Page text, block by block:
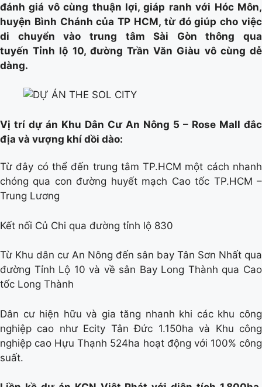
đánh giá vô cùng thuận lợi, giáp ranh với Hóc Môn,
huyện Bình Chánh của TP HCM, từ đó giúp cho việc
di chuyển vào trung tâm Sài Gòn thông qua
tuyến Tỉnh lộ 10, đường Trần Văn Giàu vô cùng dễ
dàng.
Vị trí dự án Khu Dân Cư An Nông 5 – Rose Mall đắc
địa và vượng khí dồi dào:
Từ đây có thể đến trung tâm TP.HCM một cách nhanh
chóng qua con đường huyết mạch Cao tốc TP.HCM –
Trung Lương
Kết nối Củ Chi qua đường tỉnh lộ 830
Từ Khu dân cư An Nông đến sân bay Tân Sơn Nhất qua
đường Tỉnh Lộ 10 và về sân Bay Long Thành qua Cao
tốc Long Thành
Dân cư hiện hữu và gia tăng nhanh khi các khu công
nghiệp cao như Ecity Tân Đức 1.150ha và Khu công
nghiệp cao Hựu Thạnh 524ha hoạt động với 100% công
suất.